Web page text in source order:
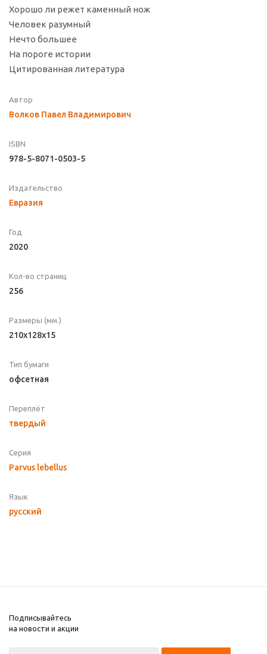
Хорошо ли режет каменный нож
Человек разумный
Нечто большее
На пороге истории
Цитированная литература
Автор
Волков Павел Владимирович
ISBN
978-5-8071-0503-5
Издательство
Евразия
Год
2020
Кол-во страниц
256
Размеры (мм.)
210x128x15
Тип бумаги
офсетная
Переплёт
твердый
Серия
Parvus lebellus
Язык
русский
Подписывайтесь
на новости и акции